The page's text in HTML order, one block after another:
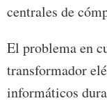
centrales de
El problema en
transformador
informáticos